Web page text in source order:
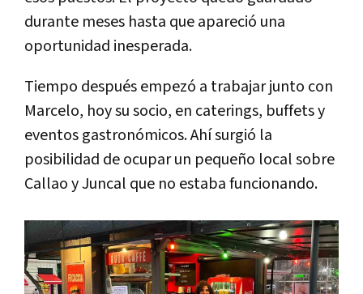
durante meses hasta que apareció una
oportunidad inesperada.
Tiempo después empezó a trabajar junto con
Marcelo, hoy su socio, en caterings, buffets y
eventos gastronómicos. Ahí surgió la
posibilidad de ocupar un pequeño local sobre
Callao y Juncal que no estaba funcionando.